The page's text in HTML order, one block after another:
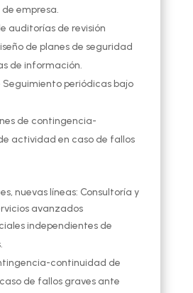
empresa.
auditorías de revisión
de planes de seguridad
de información.
periódicas bajo
de contingencia-
actividad en caso de fallos
nuevas líneas: Consultoría y
avanzados
independientes de
continuidad de
de fallos graves ante